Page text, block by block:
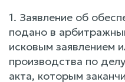
1. Заявление об
подано в
исковым заявлением
производства по
акта, которым